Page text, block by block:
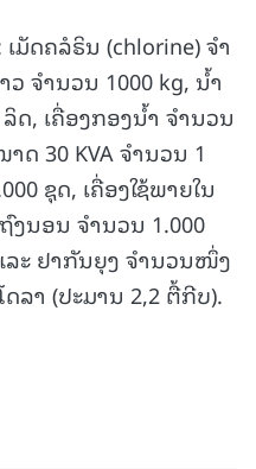
ມັດຄລໍຣິນ (chlorine) ຈໍາ
ຈໍານວນ 1000 kg, ນໍ້າ
ດ, ເຄື່ອງກອງນໍ້າ ຈໍານວນ
ດ 30 KVA ຈໍານວນ 1
ຊຸດ, ເຄື່ອງໃຊ້ພາຍໃນ
ງນອນ ຈໍານວນ 1.000
ລະ ຢາກັນຍຸງ ຈໍານວນໜຶ່ງ
ລາ (ປະມານ 2,2 ຕື້ກີບ).